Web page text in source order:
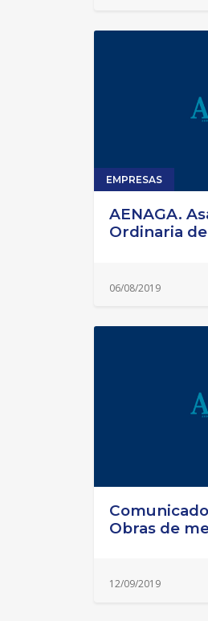
EMPRESAS
AENAGA.
Ordinaria de
06/08/2019
Obras de
12/09/2019